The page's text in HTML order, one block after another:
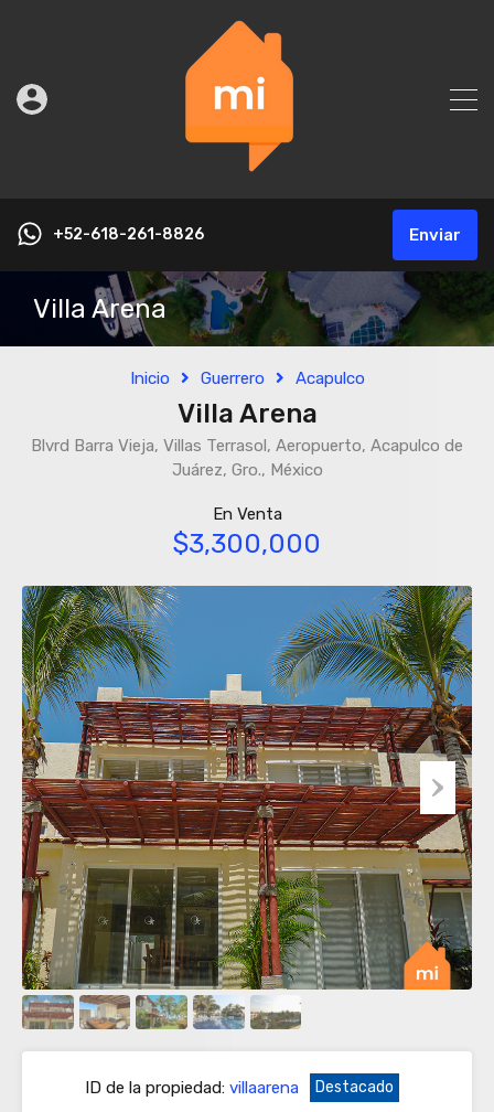
+52-618-261-8826 Enviar
Villa Arena
Inicio Guerrero Acapulco
Villa Arena
Blvrd Barra Vieja, Villas Terrasol, Aeropuerto, Acapulco de
Juárez, Gro., México
En Venta
$3,300,000
ID de la propiedad:villaarena Destacado